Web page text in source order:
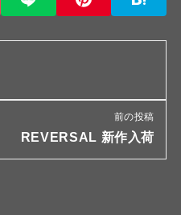
前の投稿
REVERSAL 新作入荷